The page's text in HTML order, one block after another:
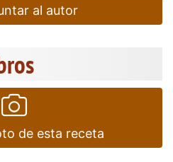
al autor
de esta receta